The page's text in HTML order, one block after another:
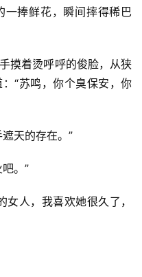
捧鲜花，瞬间摔得稀巴
摸着烫呼呼的俊脸，从狭
“苏鸣，你个臭保安，你
天的存在。”
。”
人，我喜欢她很久了，